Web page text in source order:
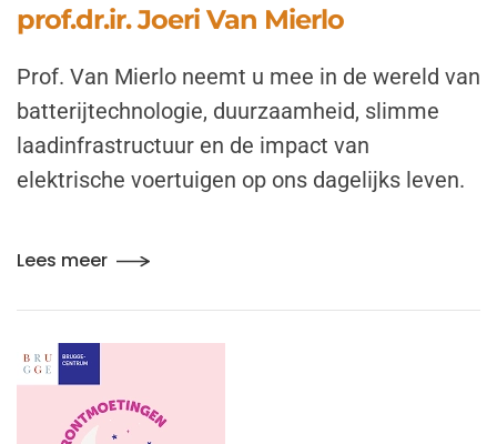
prof.dr.ir. Joeri Van Mierlo
Prof. Van Mierlo neemt u mee in de wereld van
batterijtechnologie, duurzaamheid, slimme
laadinfrastructuur en de impact van
elektrische voertuigen op ons dagelijks leven.
Lees meer